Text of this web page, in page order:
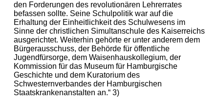
den Forderungen des revolutionären Lehrerrates
befassen sollte. Seine Schulpolitik war auf die
Erhaltung der Einheitlichkeit des Schulwesens im
Sinne der christlichen Simultanschule des Kaiserreichs
ausgerichtet. Weiterhin gehörte er unter anderem dem
Bürgerausschuss, der Behörde für öffentliche
Jugendfürsorge, dem Waisenhauskollegium, der
Kommission für das Museum für Hamburgische
Geschichte und dem Kuratorium des
Schwesternverbandes der Hamburgischen
Staatskrankenanstalten an.“ 3)